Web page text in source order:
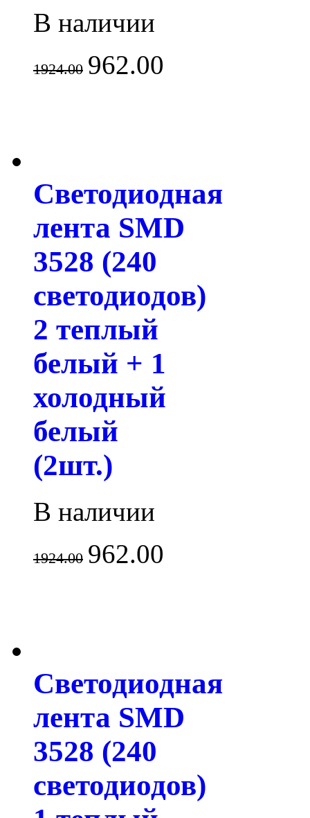
В наличии
1924.00 962.00
Светодиодная
лента SMD
3528 (240
светодиодов)
2 теплый
белый + 1
холодный
белый
(2шт.)
В наличии
1924.00 962.00
Светодиодная
лента SMD
3528 (240
светодиодов)